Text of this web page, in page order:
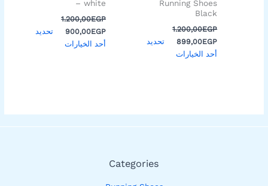
Running Shoes
Black
1.200,00EGP
899,00EGP
تحديد
أحد الخيارات
– white
1.200,00EGP
900,00EGP
تحديد
أحد الخيارات
Categories